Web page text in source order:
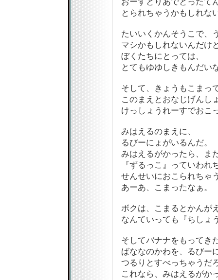
とられちゃうかもしれな
たいいくかんそうこで、
マシかもしれないんだけ
ぼくたちにとっては、
とてもゆゆしきもんだい
そして、きょうもこまっ
このまえとおなじげんし
けっしょうれーすでおこ
みはえるのまえに、
るびーにょがいるんだ。
みはえるがかったら、ま
『ずるっこ』っていわれ
せんせいにおこられちゃ
あーあ、こまったなぁ。
ボクは、こまるとかんが
なんていっても『ちしょ
そしてバナナをもってき
ばななのかわを、るびー
つるりとすべっちゃうだ
これなら、みはえるがか